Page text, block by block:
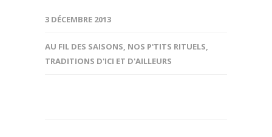
3 DÉCEMBRE 2013
AU FIL DES SAISONS, NOS P'TITS RITUELS,
TRADITIONS D'ICI ET D'AILLEURS